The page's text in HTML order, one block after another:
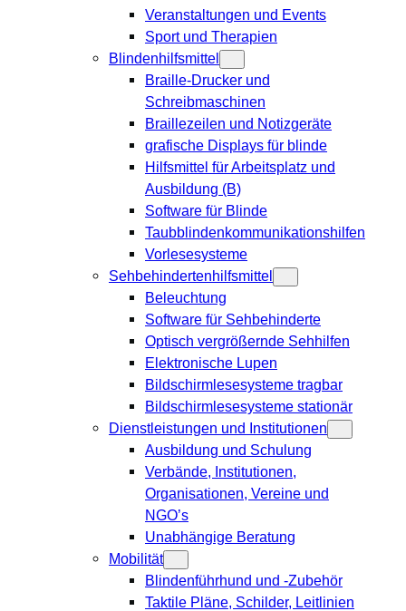
Veranstaltungen und Events
Sport und Therapien
Blindenhilfsmittel
Braille-Drucker und
Schreibmaschinen
Braillezeilen und Notizgeräte
grafische Displays für blinde
Hilfsmittel für Arbeitsplatz und
Ausbildung (B)
Software für Blinde
Taubblindenkommunikationshilfen
Vorlesesysteme
Sehbehindertenhilfsmittel
Beleuchtung
Software für Sehbehinderte
Optisch vergrößernde Sehhilfen
Elektronische Lupen
Bildschirmlesesysteme tragbar
Bildschirmlesesysteme stationär
Dienstleistungen und Institutionen
Ausbildung und Schulung
Verbände, Institutionen,
Organisationen, Vereine und
NGO’s
Unabhängige Beratung
Mobilität
Blindenführhund und -Zubehör
Taktile Pläne, Schilder, Leitlinien